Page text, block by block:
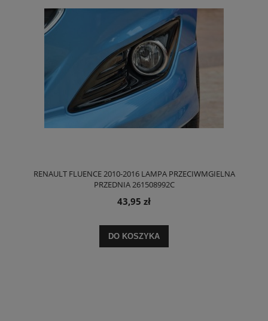
RENAULT FLUENCE 2010-2016 LAMPA PRZECIWMGIELNA
PRZEDNIA 261508992C
43,95 zł
DO KOSZYKA